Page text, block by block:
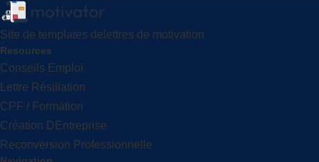
Site de templates delettres de motivation
Resources
Conseils Emploi
Lettre Résiliation
CPF / Formation
Création DEntreprise
Reconversion Professionnelle